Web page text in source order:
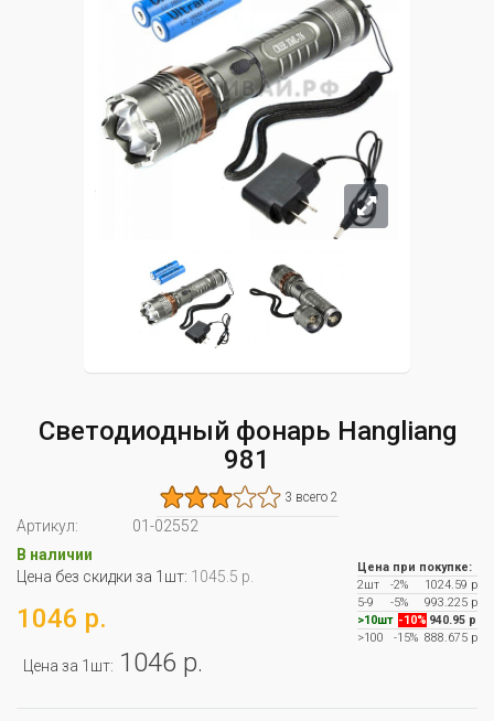
Светодиодный фонарь Hangliang
981
3 всего 2
Артикул:
01-02552
В наличии
Цена без скидки за 1шт: 1045.5 р.
1046 р.
Цена за 1шт: 1046 р.
Цена при покупке:
2шт
-2%
1024.59 р
5-9
-5%
993.225 р
>10шт -10% 940.95 р
>100
-15% 888.675 р